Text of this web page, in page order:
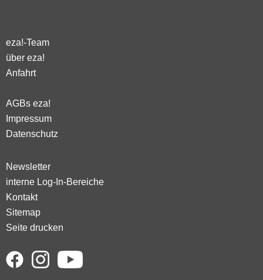
eza!-Team
über eza!
Anfahrt
AGBs eza!
Impressum
Datenschutz
Newsletter
interne Log-In-Bereiche
Kontakt
Sitemap
Seite drucken